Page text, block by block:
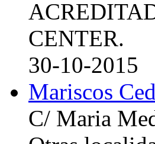
CENTER.
30-10-2015
Mariscos
C/ Maria